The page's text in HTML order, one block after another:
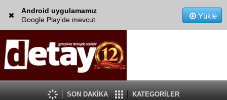
Android uygulamamız
Google Play'de mevcut
Yükle
SON DAKİKA KATEGORİLER